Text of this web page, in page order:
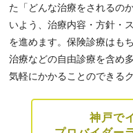
た「どんな治療をされるの
いよう、治療内容・方針・
を進めます。保険診療はも
治療などの自由診療を含め
気軽にかかることのできる
神戸で